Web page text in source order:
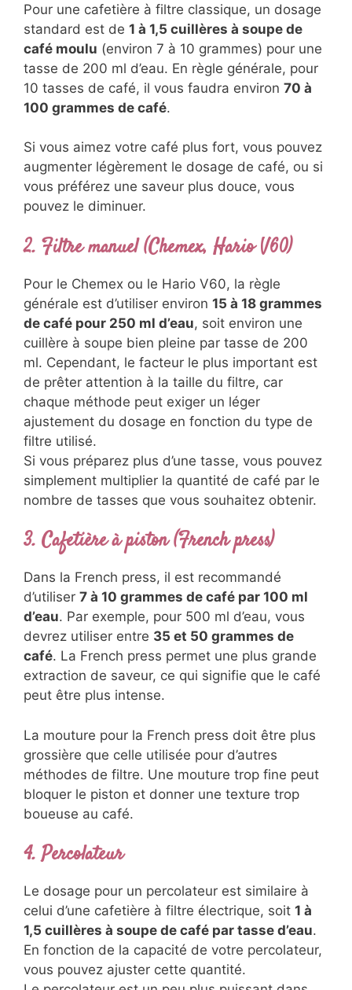
Pour une cafetière à filtre classique, un dosage
standard est de 1 à 1,5 cuillères à soupe de
café moulu (environ 7 à 10 grammes) pour une
tasse de 200 ml d’eau. En règle générale, pour
10 tasses de café, il vous faudra environ 70 à
100 grammes de café.
Si vous aimez votre café plus fort, vous pouvez
augmenter légèrement le dosage de café, ou si
vous préférez une saveur plus douce, vous
pouvez le diminuer.
2. Filtre manuel (Chemex, Hario V60)
Pour le Chemex ou le Hario V60, la règle
générale est d’utiliser environ 15 à 18 grammes
de café pour 250 ml d’eau, soit environ une
cuillère à soupe bien pleine par tasse de 200
ml. Cependant, le facteur le plus important est
de prêter attention à la taille du filtre, car
chaque méthode peut exiger un léger
ajustement du dosage en fonction du type de
filtre utilisé.
Si vous préparez plus d’une tasse, vous pouvez
simplement multiplier la quantité de café par le
nombre de tasses que vous souhaitez obtenir.
3. Cafetière à piston (French press)
Dans la French press, il est recommandé
d’utiliser 7 à 10 grammes de café par 100 ml
d’eau. Par exemple, pour 500 ml d’eau, vous
devrez utiliser entre 35 et 50 grammes de
café. La French press permet une plus grande
extraction de saveur, ce qui signifie que le café
peut être plus intense.
La mouture pour la French press doit être plus
grossière que celle utilisée pour d’autres
méthodes de filtre. Une mouture trop fine peut
bloquer le piston et donner une texture trop
boueuse au café.
4. Percolateur
Le dosage pour un percolateur est similaire à
celui d’une cafetière à filtre électrique, soit 1 à
1,5 cuillères à soupe de café par tasse d’eau.
En fonction de la capacité de votre percolateur,
vous pouvez ajuster cette quantité.